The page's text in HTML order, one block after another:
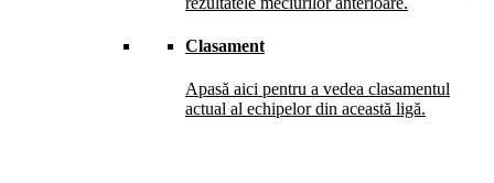
Clasament
Apasă aici pentru a vedea clasamentul
actual al echipelor din această ligă.